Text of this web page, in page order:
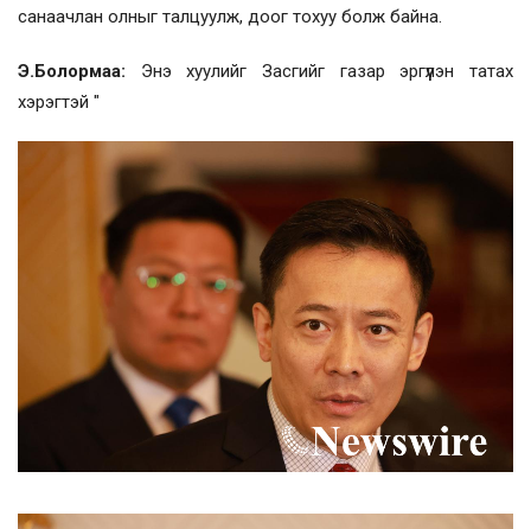
санаачлан олныг талцуулж, доог тохуу болж байна.
Э.Болормаа: Энэ хуулийг Засгийг газар эргүүлэн татах
хэрэгтэй "